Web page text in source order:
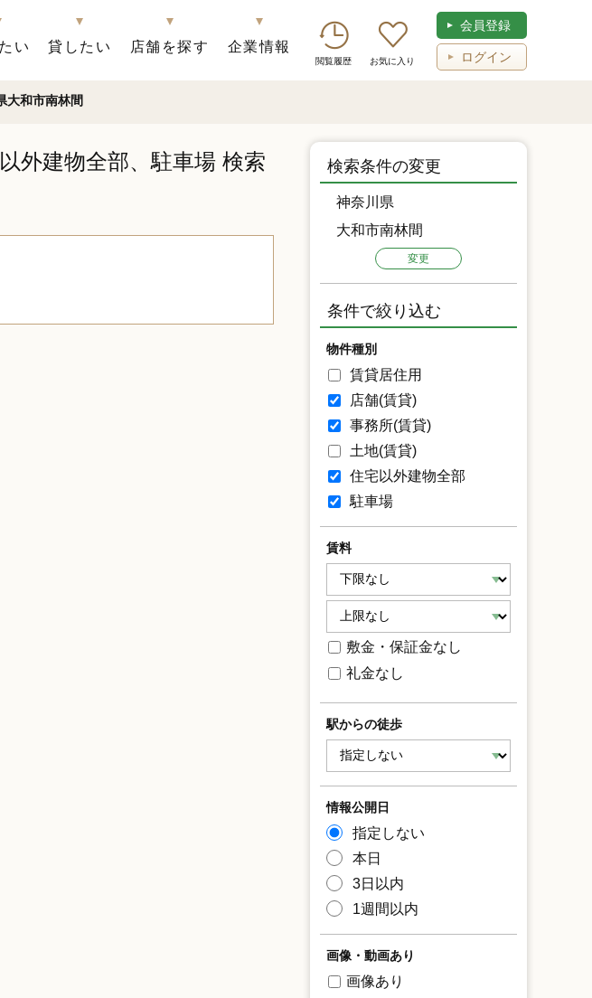
い 貸したい 店舗を探す 企業情報
閲覧履歴 お気に入り
会員登録
ログイン
大和市南林間
外建物全部、駐車場 検索
検索条件の変更
神奈川県
大和市南林間
変更
条件で絞り込む
物件種別
賃貸居住用
店舗(賃貸)
事務所(賃貸)
土地(賃貸)
住宅以外建物全部
駐車場
賃料
敷金・保証金なし
礼金なし
駅からの徒歩
情報公開日
指定しない
本日
3日以内
1週間以内
画像・動画あり
画像あり